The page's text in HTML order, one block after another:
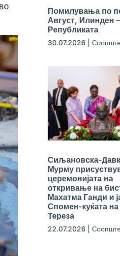
Помилувања по
Август, Илинден
Републиката
30.07.2026
Сиљановска-
Мурму
церемонијата на
откривање на
Махатма Ганди и
Спомен-куќата на
Тереза
22.07.2026